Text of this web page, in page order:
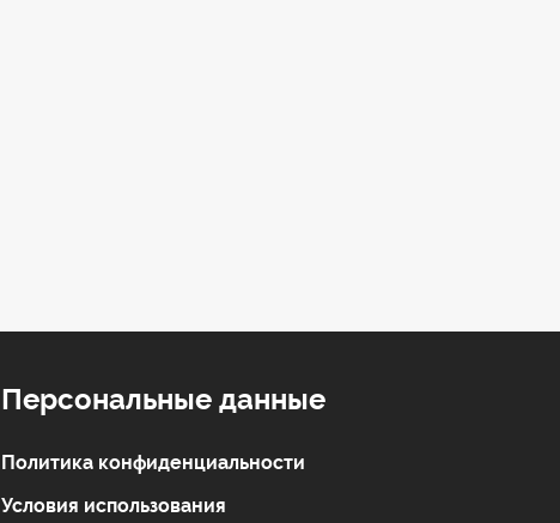
Персональные данные
Политика конфиденциальности
Условия использования